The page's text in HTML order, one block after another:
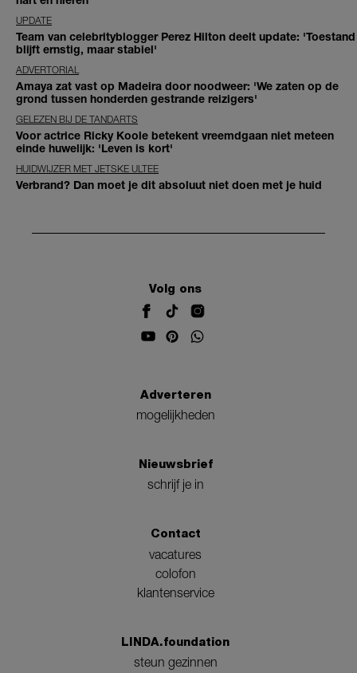
UPDATE
Team van celebrityblogger Perez Hilton deelt update: 'Toestand
blijft ernstig, maar stabiel'
ADVERTORIAL
Amaya zat vast op Madeira door noodweer: 'We zaten op de
grond tussen honderden gestrande reizigers'
GELEZEN BIJ DE TANDARTS
Voor actrice Ricky Koole betekent vreemdgaan niet meteen
einde huwelijk: 'Leven is kort'
HUIDWIJZER MET JETSKE ULTEE
Verbrand? Dan moet je dit absoluut niet doen met je huid
Volg ons
Adverteren
mogelijkheden
Nieuwsbrief
schrijf je in
Contact
vacatures
colofon
klantenservice
LINDA.foundation
steun gezinnen